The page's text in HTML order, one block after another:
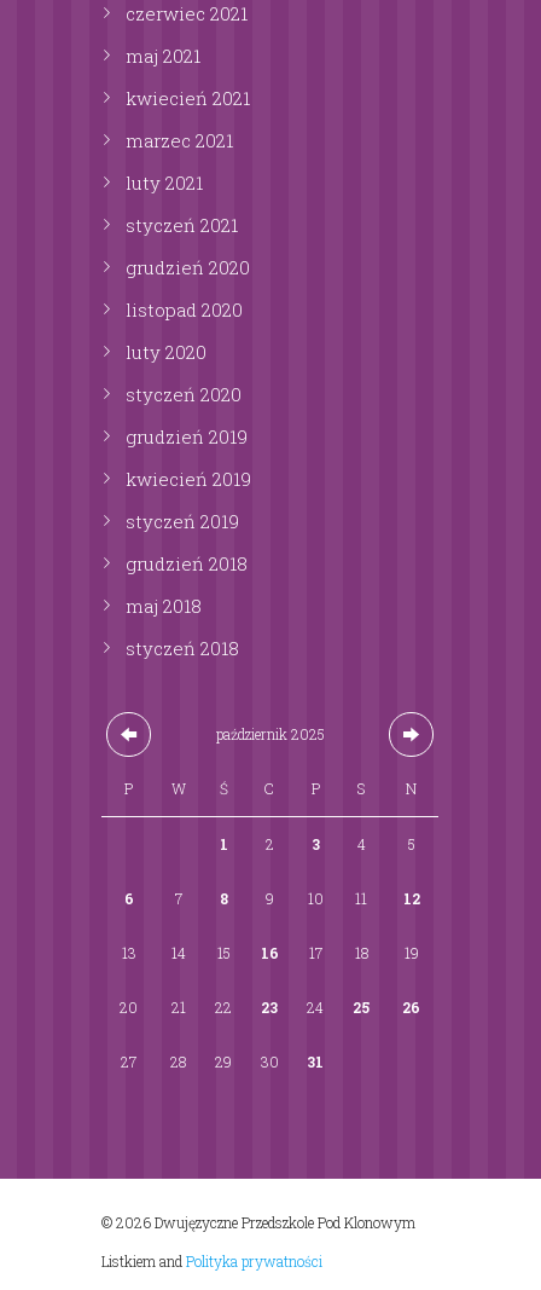
czerwiec 2021
maj 2021
kwiecień 2021
marzec 2021
luty 2021
styczeń 2021
grudzień 2020
listopad 2020
luty 2020
styczeń 2020
grudzień 2019
kwiecień 2019
styczeń 2019
grudzień 2018
maj 2018
styczeń 2018
październik2025
P W Ś C P S N
1 2 3 4 5
6 7 8 9 10 11 12
13 14 15 16 17 18 19
20 21 22 23 24 25 26
27 28 29 30 31
© 2026 Dwujęzyczne Przedszkole Pod Klonowym
Listkiem and Polityka prywatności